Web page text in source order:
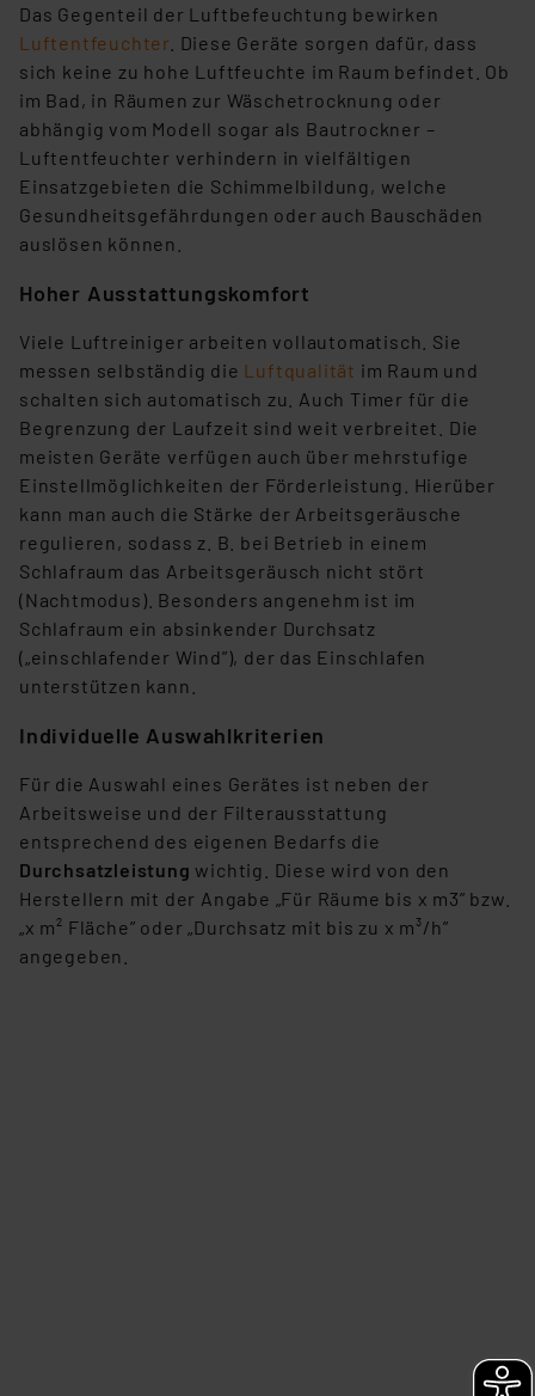
Das Gegenteil der Luftbefeuchtung bewirken
Luftentfeuchter . Diese Geräte sorgen dafür, dass
sich keine zu hohe Luftfeuchte im Raum befindet. Ob
im Bad, in Räumen zur Wäschetrocknung oder
abhängig vom Modell sogar als Bautrockner –
Luftentfeuchter verhindern in vielfältigen
Einsatzgebieten die Schimmelbildung, welche
Gesundheitsgefährdungen oder auch Bauschäden
auslösen können.
Hoher Ausstattungskomfort
Viele Luftreiniger arbeiten vollautomatisch. Sie
messen selbständig die Luftqualität im Raum und
schalten sich automatisch zu. Auch Timer für die
Begrenzung der Laufzeit sind weit verbreitet. Die
meisten Geräte verfügen auch über mehrstufige
Einstellmöglichkeiten der Förderleistung. Hierüber
kann man auch die Stärke der Arbeitsgeräusche
regulieren, sodass z. B. bei Betrieb in einem
Schlafraum das Arbeitsgeräusch nicht stört
(Nachtmodus). Besonders angenehm ist im
Schlafraum ein absinkender Durchsatz
(„einschlafender Wind”), der das Einschlafen
unterstützen kann.
Individuelle Auswahlkriterien
Für die Auswahl eines Gerätes ist neben der
Arbeitsweise und der Filterausstattung
entsprechend des eigenen Bedarfs die
Durchsatzleistung wichtig. Diese wird von den
Herstellern mit der Angabe „Für Räume bis x m3” bzw.
„x m² Fläche” oder „Durchsatz mit bis zu x m³/h”
angegeben.